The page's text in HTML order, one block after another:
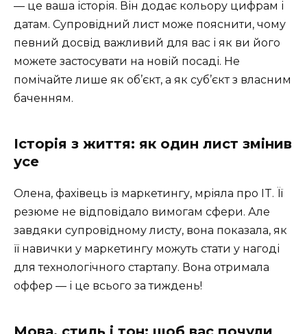
— це ваша історія. Він додає кольору цифрам і
датам. Супровідний лист може пояснити, чому
певний досвід важливий для вас і як ви його
можете застосувати на новій посаді. Не
помічайте лише як об’єкт, а як суб’єкт з власним
баченням.
Історія з життя: як один лист змінив
усе
Олена, фахівець із маркетингу, мріяла про IT. Її
резюме не відповідало вимогам сфери. Але
завдяки супровідному листу, вона показала, як
її навички у маркетингу можуть стати у нагоді
для технологічного стартапу. Вона отримала
оффер — і це всього за тиждень!